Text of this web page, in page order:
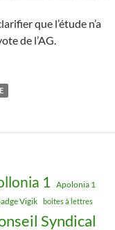
que l’étude n’a
de l’AG.
1 Apolonia 1
Vigik boites à lettres
Syndical